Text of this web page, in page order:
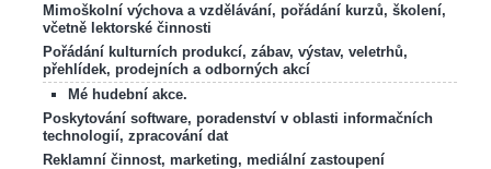
Mimoškolní výchova a vzdělávání, pořádání kurzů, školení,
včetně lektorské činnosti
Pořádání kulturních produkcí, zábav, výstav, veletrhů,
přehlídek, prodejních a odborných akcí
Mé hudební akce.
Poskytování software, poradenství v oblasti informačních
technologií, zpracování dat
Reklamní činnost, marketing, mediální zastoupení